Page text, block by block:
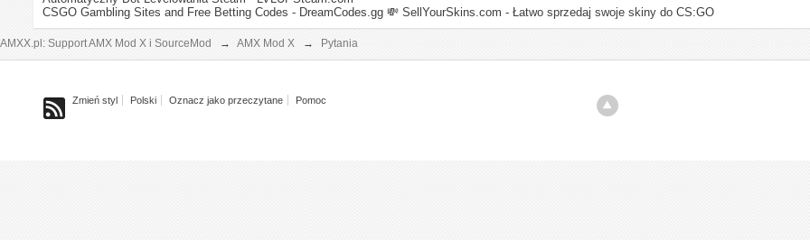
CSGO Gambling Sites and Free Betting Codes - DreamCodes.gg 💸 SellYourSkins.com - Łatwo sprzedaj swoje skiny do CS:GO
AMXX.pl: Support AMX Mod X i SourceMod → AMX Mod X → Pytania
Zmień styl Polski Oznacz jako przeczytane Pomoc